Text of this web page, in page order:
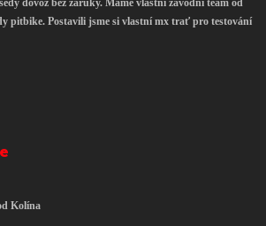
dovoz bez záruky. Máme vlastní závodní team od
pitbike. Postavili jsme si vlastní mx trať pro testování
Kolína